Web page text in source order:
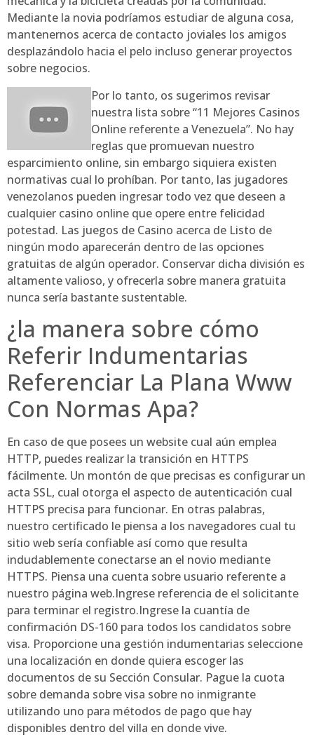
Mediante la novia podrí­amos estudiar de alguna cosa,
mantenernos acerca de contacto joviales los amigos
desplazándolo hacia el pelo incluso generar proyectos
sobre negocios.
Por lo tanto, os sugerimos revisar
nuestra lista sobre “11 Mejores Casinos
Online referente a Venezuela”. No hay
reglas que promuevan nuestro
esparcimiento online, sin embargo siquiera existen
normativas cual lo prohíban. Por tanto, las jugadores
venezolanos pueden ingresar todo vez que deseen a
cualquier casino online que opere entre felicidad
potestad. Las juegos de Casino acerca de Listo de
ningún modo aparecerán dentro de las opciones
gratuitas de algún operador. Conservar dicha división es
altamente valioso, y ofrecerla sobre manera gratuita
nunca sería bastante sustentable.
¿la manera sobre cómo
Referir Indumentarias
Referenciar La Plana Www
Con Normas Apa?
En caso de que posees un website cual aún emplea
HTTP, puedes realizar la transición en HTTPS
fácilmente. Un montón de que precisas es configurar un
acta SSL, cual otorga el aspecto de autenticación cual
HTTPS precisa para funcionar. En otras palabras,
nuestro certificado le piensa a los navegadores cual tu
sitio web serí­a confiable así­ como que resulta
indudablemente conectarse an el novio mediante
HTTPS. Piensa una cuenta sobre usuario referente a
nuestro página web.Ingrese referencia de el solicitante
para terminar el registro.Ingrese la cuantía de
confirmación DS-160 para todos los candidatos sobre
visa. Proporcione una gestión indumentarias seleccione
una localización en donde quiera escoger las
documentos de su Sección Consular. Pague la cuota
sobre demanda sobre visa sobre no inmigrante
utilizando uno para métodos de pago que hay
disponibles dentro del villa en donde vive.